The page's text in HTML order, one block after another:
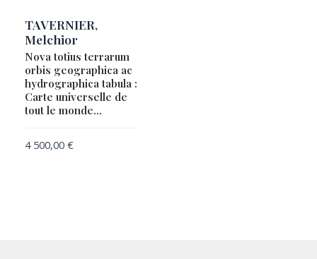
TAVERNIER,
Melchior
Nova totius terrarum
orbis geographica ac
hydrographica tabula :
Carte universelle de
tout le monde…
4 500,00 €